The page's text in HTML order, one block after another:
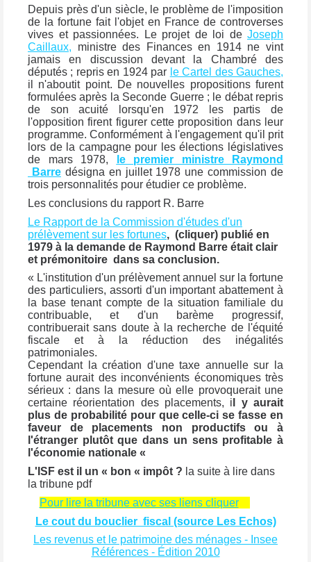
Depuis près d'un siècle, le problème de l'imposition
de la fortune fait l'objet en France de controverses
vives et passionnées. Le projet de loi de Joseph
Caillaux, ministre des Finances en 1914 ne vint
jamais en discussion devant la Chambré des
députés ; repris en 1924 par le Cartel des Gauches,
il n'aboutit point. De nouvelles propositions furent
formulées après la Seconde Guerre ; le débat repris
de son acuité lorsqu'en 1972 les partis de
l'opposition firent figurer cette proposition dans leur
programme. Conformément à l'engagement qu'il prit
lors de la campagne pour les élections législatives
de mars 1978,
le premier ministre Raymond
Barre désigna en juillet 1978 une commission de
trois personnalités pour étudier ce problème.
Les conclusions du rapport R. Barre
Le Rapport de la Commission d'études d'un
prélèvement sur les fortunes, (cliquer) publié en
1979 à la demande de Raymond Barre était clair
et prémonitoire dans sa conclusion.
« L'institution d'un prélèvement annuel sur la fortune
des particuliers, assorti d'un important abattement à
la base tenant compte de la situation familiale du
contribuable, et d'un barème progressif,
contribuerait sans doute à la recherche de l'équité
fiscale et à la réduction des inégalités
patrimoniales.
Cependant la création d'une taxe annuelle sur la
fortune aurait des inconvénients économiques très
sérieux : dans la mesure où elle provoquerait une
certaine réorientation des placements, i l y aurait
plus de probabilité pour que celle-ci se fasse en
faveur de placements non productifs ou à
l'étranger plutôt que dans un sens profitable à
l'économie nationale «
L'ISF est il un « bon « impôt ? la suite à lire dans
la tribune pdf
Pour lire la tribune avec ses liens cliquer
Le cout du bouclier fiscal (source Les Echos)
Les revenus et le patrimoine des ménages - Insee
Références - Édition 2010